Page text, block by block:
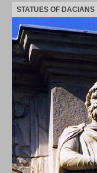
STATUES OF DACIANS